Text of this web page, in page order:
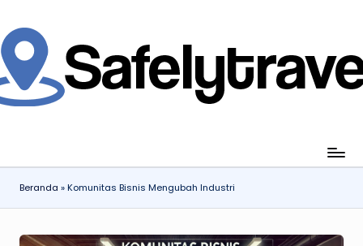
Skip
to
content
Beranda »Komunitas Bisnis Mengubah Industri